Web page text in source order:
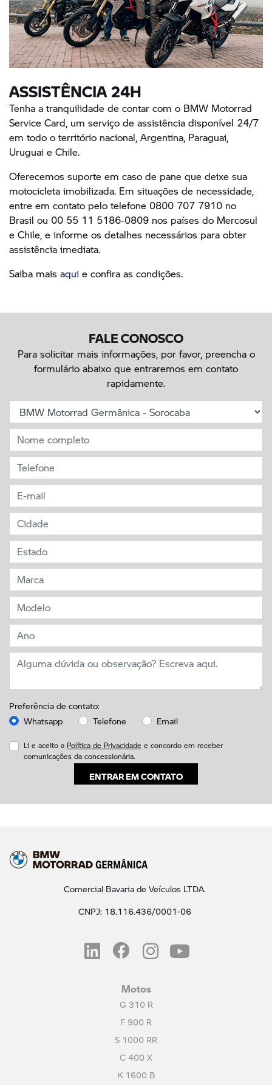
ASSISTÊNCIA 24H
Tenha a tranquilidade de contar com o BMW Motorrad
Service Card, um serviço de assistência disponível 24/7
em todo o território nacional, Argentina, Paraguai,
Uruguai e Chile.
Oferecemos suporte em caso de pane que deixe sua
motocicleta imobilizada. Em situações de necessidade,
entre em contato pelo telefone 0800 707 7910 no
Brasil ou 00 55 11 5186-0809 nos países do Mercosul
e Chile, e informe os detalhes necessários para obter
assistência imediata.
Saiba mais aqui e confira as condições.
FALE CONOSCO
Para solicitar mais informações, por favor, preencha o
formulário abaixo que entraremos em contato
rapidamente.
Preferência de contato:
Whatsapp
Telefone Email
Li e aceito a Política de Privacidade e concordo em receber
comunicações da concessionária.
ENTRAR EM CONTATO
Comercial Bavaria de Veículos LTDA.
CNPJ: 18.116.436/0001-06
Motos
G 310 R
F 900 R
S 1000 RR
C 400 X
K 1600 B